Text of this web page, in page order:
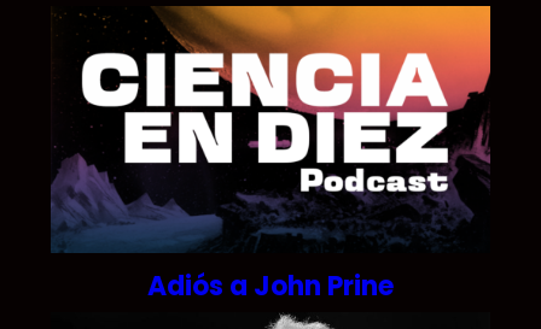
Adiós a John Prine